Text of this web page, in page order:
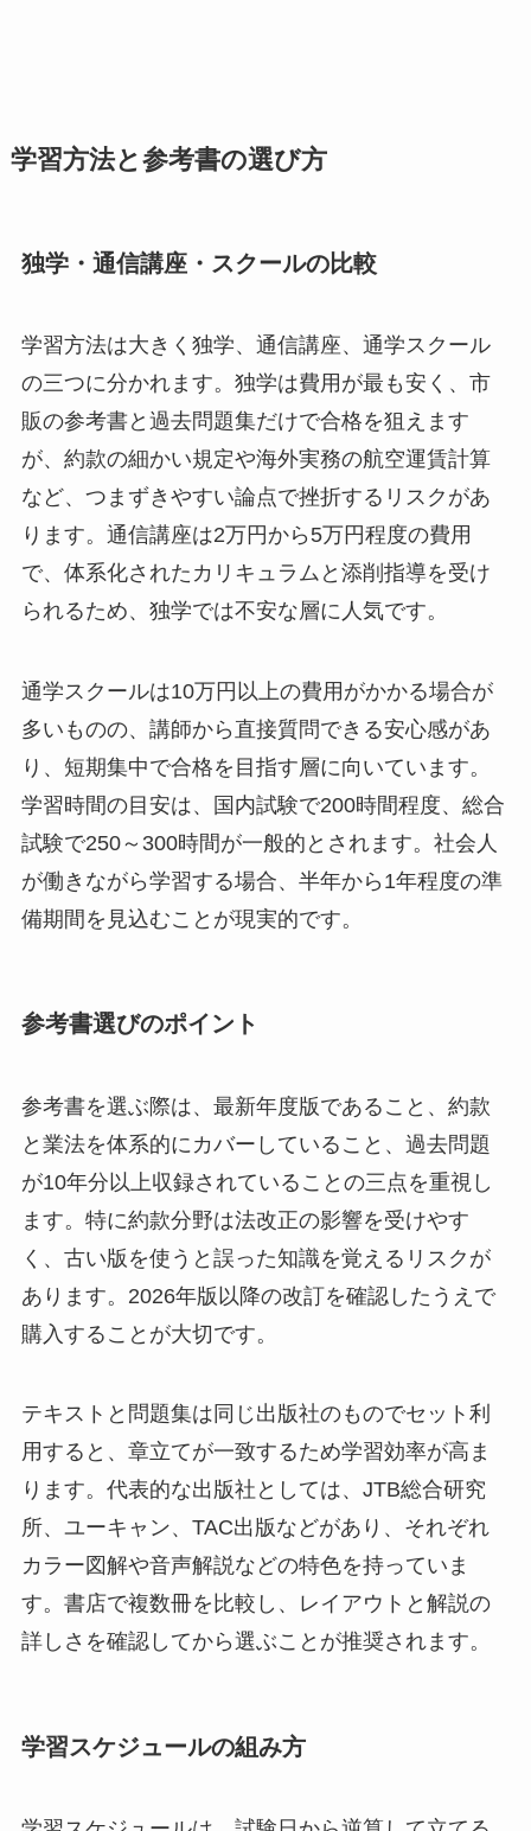
学習方法と参考書の選び方
独学・通信講座・スクールの比較
学習方法は大きく独学、通信講座、通学スクール
の三つに分かれます。独学は費用が最も安く、市
販の参考書と過去問題集だけで合格を狙えます
が、約款の細かい規定や海外実務の航空運賃計算
など、つまずきやすい論点で挫折するリスクがあ
ります。通信講座は2万円から5万円程度の費用
で、体系化されたカリキュラムと添削指導を受け
られるため、独学では不安な層に人気です。
通学スクールは10万円以上の費用がかかる場合が
多いものの、講師から直接質問できる安心感があ
り、短期集中で合格を目指す層に向いています。
学習時間の目安は、国内試験で200時間程度、総合
試験で250～300時間が一般的とされます。社会人
が働きながら学習する場合、半年から1年程度の準
備期間を見込むことが現実的です。
参考書選びのポイント
参考書を選ぶ際は、最新年度版であること、約款
と業法を体系的にカバーしていること、過去問題
が10年分以上収録されていることの三点を重視し
ます。特に約款分野は法改正の影響を受けやす
く、古い版を使うと誤った知識を覚えるリスクが
あります。2026年版以降の改訂を確認したうえで
購入することが大切です。
テキストと問題集は同じ出版社のものでセット利
用すると、章立てが一致するため学習効率が高ま
ります。代表的な出版社としては、JTB総合研究
所、ユーキャン、TAC出版などがあり、それぞれ
カラー図解や音声解説などの特色を持っていま
す。書店で複数冊を比較し、レイアウトと解説の
詳しさを確認してから選ぶことが推奨されます。
学習スケジュールの組み方